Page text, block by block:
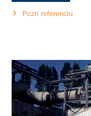
Pozri referenciu